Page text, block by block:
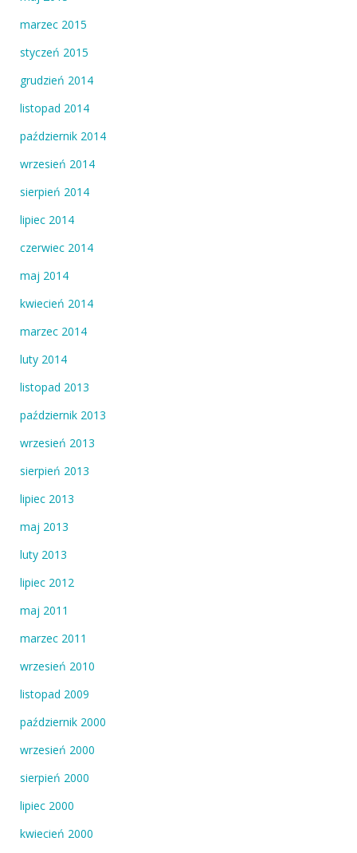
marzec 2015
styczeń 2015
grudzień 2014
listopad 2014
październik 2014
wrzesień 2014
sierpień 2014
lipiec 2014
czerwiec 2014
maj 2014
kwiecień 2014
marzec 2014
luty 2014
listopad 2013
październik 2013
wrzesień 2013
sierpień 2013
lipiec 2013
maj 2013
luty 2013
lipiec 2012
maj 2011
marzec 2011
wrzesień 2010
listopad 2009
październik 2000
wrzesień 2000
sierpień 2000
lipiec 2000
kwiecień 2000